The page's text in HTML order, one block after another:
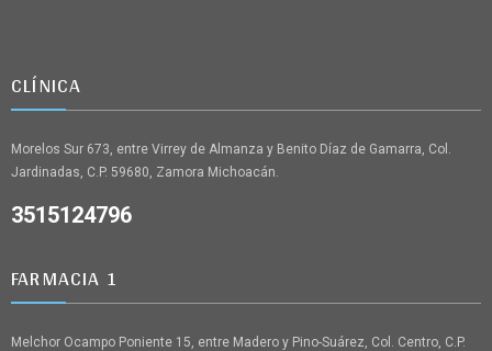
CLÍNICA
Morelos Sur 673, entre Virrey de Almanza y Benito Díaz de Gamarra, Col.
Jardinadas, C.P. 59680, Zamora Michoacán.
3515124796
FARMACIA 1
Melchor Ocampo Poniente 15, entre Madero y Pino-Suárez, Col. Centro, C.P.